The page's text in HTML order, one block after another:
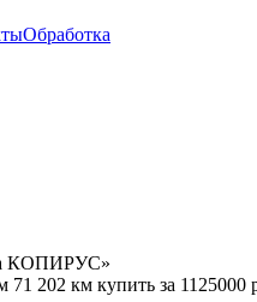
Обработка
КОПИРУС»